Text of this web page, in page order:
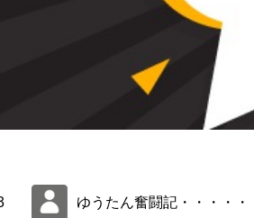
ゆうたん奮闘記・・・・・